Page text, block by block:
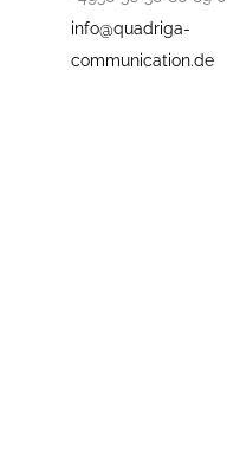
info@quadriga-
communication.de